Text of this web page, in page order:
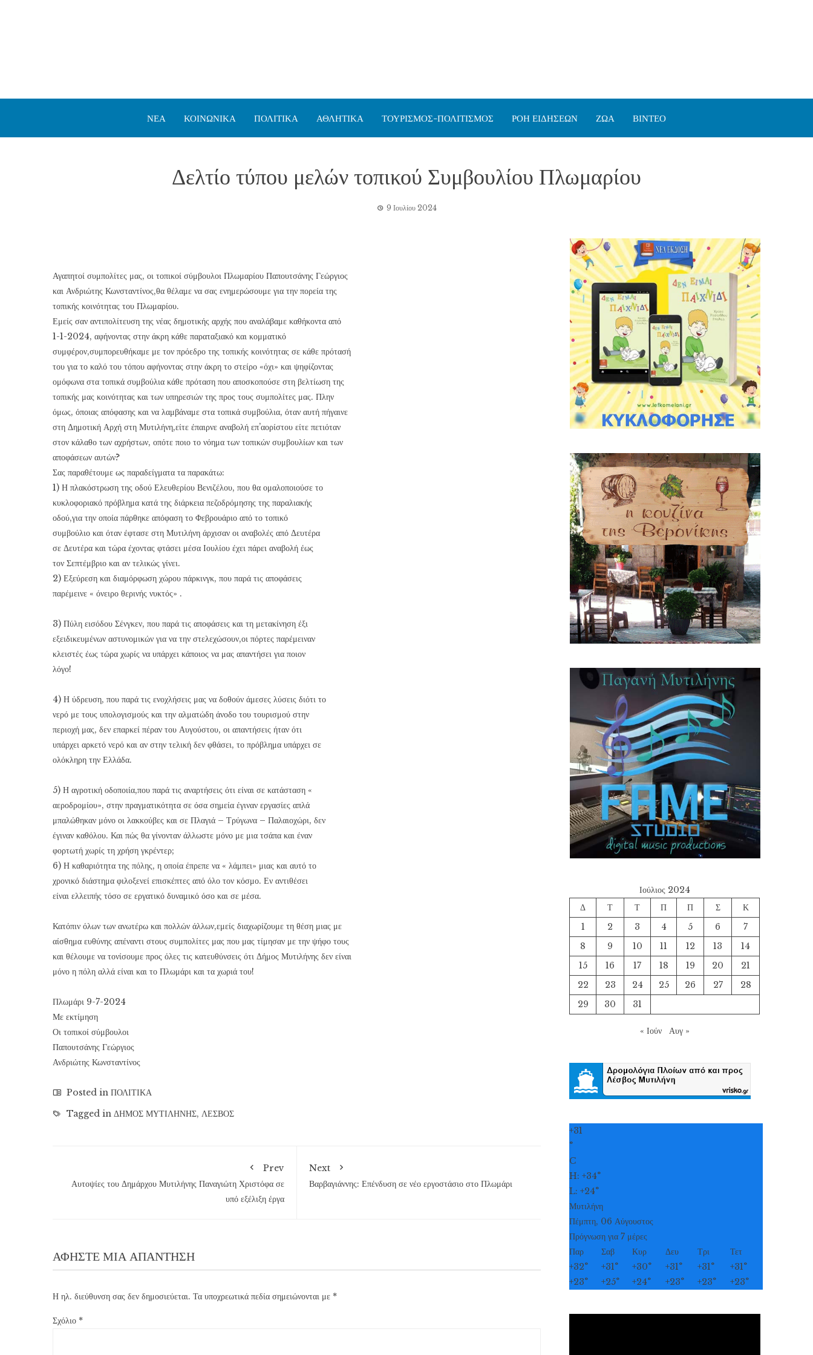
ΝΕΑ ΚΟΙΝΩΝΙΚΑ ΠΟΛΙΤΙΚΑ ΑΘΛΗΤΙΚΑ ΤΟΥΡΙΣΜΟΣ-ΠΟΛΙΤΙΣΜΟΣ ΡΟΗ ΕΙΔΗΣΕΩΝ ΖΩΑ ΒΙΝΤΕΟ
Δελτίο τύπου μελών τοπικού Συμβουλίου Πλωμαρίου
9 Ιουλίου 2024
Αγαπητοί συμπολίτες μας, οι τοπικοί σύμβουλοι Πλωμαρίου Παπουτσάνης Γεώργιος
και Ανδριώτης Κωνσταντίνος,θα θέλαμε να σας ενημερώσουμε για την πορεία της
τοπικής κοινότητας του Πλωμαρίου.
Εμείς σαν αντιπολίτευση της νέας δημοτικής αρχής που αναλάβαμε καθήκοντα από
1-1-2024, αφήνοντας στην άκρη κάθε παραταξιακό και κομματικό
συμφέρον,συμπορευθήκαμε με τον πρόεδρο της τοπικής κοινότητας σε κάθε πρότασή
του για το καλό του τόπου αφήνοντας στην άκρη το στείρο «όχι» και ψηφίζοντας
ομόφωνα στα τοπικά συμβούλια κάθε πρόταση που αποσκοπούσε στη βελτίωση της
τοπικής μας κοινότητας και των υπηρεσιών της προς τους συμπολίτες μας. Πλην
όμως, όποιας απόφασης και να λαμβάναμε στα τοπικά συμβούλια, όταν αυτή πήγαινε
στη Δημοτική Αρχή στη Μυτιλήνη,είτε έπαιρνε αναβολή επ’αορίστου είτε πετιόταν
στον κάλαθο των αχρήστων, οπότε ποιο το νόημα των τοπικών συμβουλίων και των
αποφάσεων αυτών?
Σας παραθέτουμε ως παραδείγματα τα παρακάτω:
1) Η πλακόστρωση της οδού Ελευθερίου Βενιζέλου, που θα ομαλοποιούσε το
κυκλοφοριακό πρόβλημα κατά της διάρκεια πεζοδρόμησης της παραλιακής
οδού,για την οποία πάρθηκε απόφαση το Φεβρουάριο από το τοπικό
συμβούλιο και όταν έφτασε στη Μυτιλήνη άρχισαν οι αναβολές από Δευτέρα
σε Δευτέρα και τώρα έχοντας φτάσει μέσα Ιουλίου έχει πάρει αναβολή έως
τον Σεπτέμβριο και αν τελικώς γίνει.
2) Εξεύρεση και διαμόρφωση χώρου πάρκινγκ, που παρά τις αποφάσεις
παρέμεινε « όνειρο θερινής νυκτός» .
3) Πύλη εισόδου Σένγκεν, που παρά τις αποφάσεις και τη μετακίνηση έξι
εξειδικευμένων αστυνομικών για να την στελεχώσουν,οι πόρτες παρέμειναν
κλειστές έως τώρα χωρίς να υπάρχει κάποιος να μας απαντήσει για ποιον
λόγο!
4) Η ύδρευση, που παρά τις ενοχλήσεις μας να δοθούν άμεσες λύσεις διότι το
νερό με τους υπολογισμούς και την αλματώδη άνοδο του τουρισμού στην
περιοχή μας, δεν επαρκεί πέραν του Αυγούστου, οι απαντήσεις ήταν ότι
υπάρχει αρκετό νερό και αν στην τελική δεν φθάσει, το πρόβλημα υπάρχει σε
ολόκληρη την Ελλάδα.
5) Η αγροτική οδοποιία,που παρά τις αναρτήσεις ότι είναι σε κατάσταση «
αεροδρομίου», στην πραγματικότητα σε όσα σημεία έγιναν εργασίες απλά
μπαλώθηκαν μόνο οι λακκούβες και σε Πλαγιά – Τρύγωνα – Παλαιοχώρι, δεν
έγιναν καθόλου. Και πώς θα γίνονταν άλλωστε μόνο με μια τσάπα και έναν
φορτωτή χωρίς τη χρήση γκρέντερ;
6) Η καθαριότητα της πόλης, η οποία έπρεπε να « λάμπει» μιας και αυτό το
χρονικό διάστημα φιλοξενεί επισκέπτες από όλο τον κόσμο. Εν αντιθέσει
είναι ελλειπής τόσο σε εργατικό δυναμικό όσο και σε μέσα.
Κατόπιν όλων των ανωτέρω και πολλών άλλων,εμείς διαχωρίζουμε τη θέση μιας με
αίσθημα ευθύνης απέναντι στους συμπολίτες μας που μας τίμησαν με την ψήφο τους
και θέλουμε να τονίσουμε προς όλες τις κατευθύνσεις ότι Δήμος Μυτιλήνης δεν είναι
μόνο η πόλη αλλά είναι και το Πλωμάρι και τα χωριά του!
Πλωμάρι 9-7-2024
Με εκτίμηση
Οι τοπικοί σύμβουλοι
Παπουτσάνης Γεώργιος
Ανδριώτης Κωνσταντίνος
Posted in ΠΟΛΙΤΙΚΑ
Tagged in ΔΗΜΟΣ ΜΥΤΙΛΗΝΗΣ, ΛΕΣΒΟΣ
Prev
Αυτοψίες του Δημάρχου Μυτιλήνης Παναγιώτη Χριστόφα σε
υπό εξέλιξη έργα
Next
Βαρβαγιάννης: Επένδυση σε νέο εργοστάσιο στο Πλωμάρι
ΑΦΉΣΤΕ ΜΙΑ ΑΠΆΝΤΗΣΗ
Η ηλ. διεύθυνση σας δεν δημοσιεύεται. Τα υποχρεωτικά πεδία σημειώνονται με *
Σχόλιο *
Ιούλιος 2024
Δ
Τ Τ Π Π Σ
Κ
1
2 3 4 5 6
7
8
9 10 11 12 13
14
15
16 17 18 19 20
21
22
23 24 25 26 27
28
29
30 31
« Ιούν Αυγ »
+31
°
C
H:+34°
L:+24°
Μυτιλήνη
Πέμπτη, 06 Αύγουστος
Πρόγνωση για 7 μέρες
Παρ
Σαβ Κυρ Δευ Τρι
Τετ
+32° +31° +30° +31° +31° +31°
+23° +25° +24° +23° +23° +23°